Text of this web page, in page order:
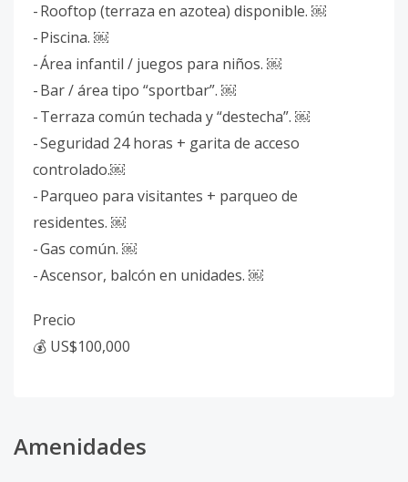
- Rooftop (terraza en azotea) disponible. ￼
- Piscina. ￼
- Área infantil / juegos para niños. ￼
- Bar / área tipo “sportbar”. ￼
- Terraza común techada y “destecha”. ￼
- Seguridad 24 horas + garita de acceso
controlado.￼
- Parqueo para visitantes + parqueo de
residentes. ￼
- Gas común. ￼
- Ascensor, balcón en unidades. ￼
Precio
💰 US$100,000
Amenidades